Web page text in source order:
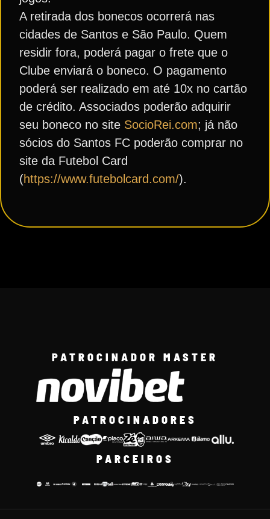
A retirada dos bonecos ocorrerá nas
cidades de Santos e São Paulo. Quem
residir fora, poderá pagar o frete que o
Clube enviará o boneco. O pagamento
poderá ser realizado em até 10x no cartão
de crédito. Associados poderão adquirir
seu boneco no site SocioRei.com; já não
sócios do Santos FC poderão comprar no
site da Futebol Card
(https://www.futebolcard.com/).
PATROCINADOR MASTER
PATROCINADORES
PARCEIROS